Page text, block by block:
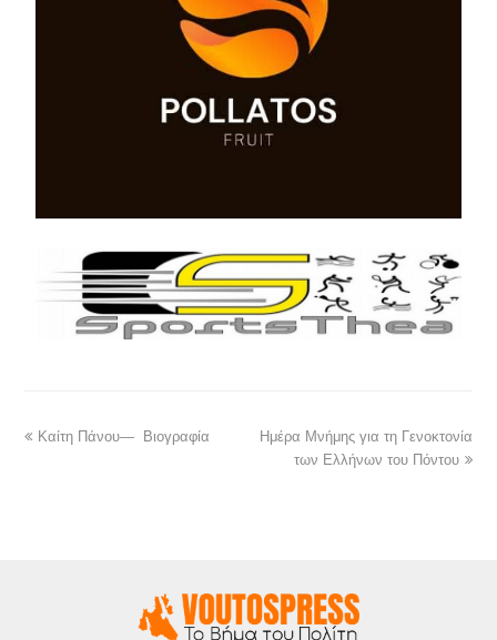
Καίτη Πάνου— Βιογραφία
Ημέρα Μνήμης για τη Γενοκτονία
των Ελλήνων του Πόντου